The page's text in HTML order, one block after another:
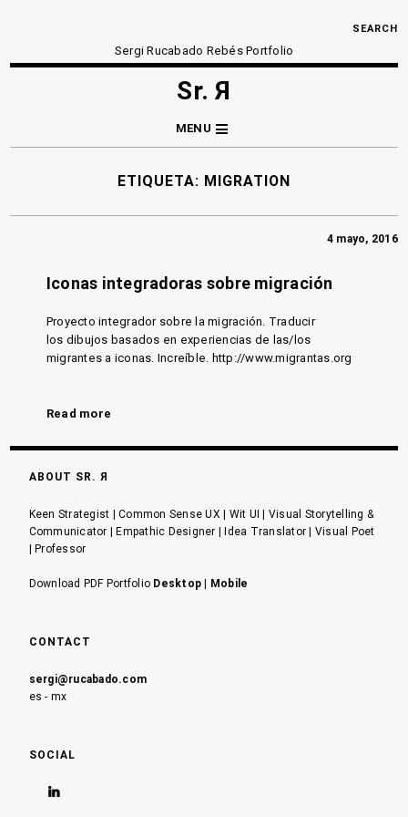
Sergi Rucabado Rebés Portfolio
SEARCH
Sr. Я
MENU
ETIQUETA: MIGRATION
4 mayo, 2016
Iconas integradoras sobre migración
Proyecto integrador sobre la migración. Traducir
los dibujos basados en experiencias de las/los
migrantes a iconas. Increíble. http://www.migrantas.org
Read more
ABOUT SR. Я
Keen Strategist | Common Sense UX | Wit UI | Visual Storytelling &
Communicator | Empathic Designer | Idea Translator | Visual Poet
| Professor
Download PDF Portfolio Desktop | Mobile
CONTACT
sergi@rucabado.com
es - mx
SOCIAL